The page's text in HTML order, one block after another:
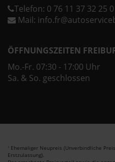
Telefon: 0 76 11 37 32 25 0
Mail:
ÖFFNUNGSZEITEN
Mo.-Fr. 07:30 - 17:00 Uhr
Sa. & So. geschlossen
1 Ehemaliger Neupreis (Unverbindliche
Erstzulassung).